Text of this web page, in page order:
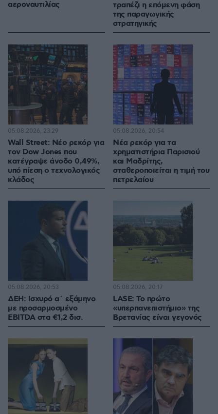
αεροναυτιλίας
τραπέζι η επόμενη φάση
της παραγωγικής
στρατηγικής
Wall Street: Νέο ρεκόρ για
τον Dow Jones που
κατέγραψε άνοδο 0,49%,
υπό πίεση ο τεχνολογικός
κλάδος
05.08.2026, 23:29
Νέα ρεκόρ για τα
χρηματιστήρια Παρισιού
και Μαδρίτης,
σταθεροποιείται η τιμή του
πετρελαίου
05.08.2026, 20:54
ΔΕΗ: Ισχυρό α΄ εξάμηνο
με προσαρμοσμένο
EBITDA στα €1,2 δισ.
05.08.2026, 20:53
LASE: Το πρώτο
«υπερπανεπιστήμιο» της
Βρετανίας είναι γεγονός
05.08.2026, 20:17